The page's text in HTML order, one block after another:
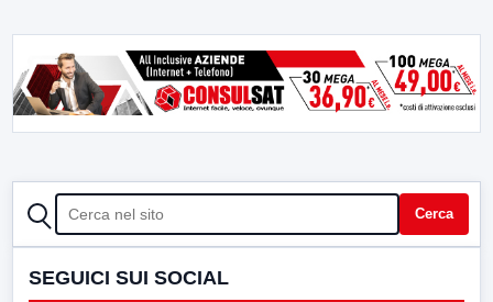
CERCA Cerca
SEGUICI SUI SOCIAL